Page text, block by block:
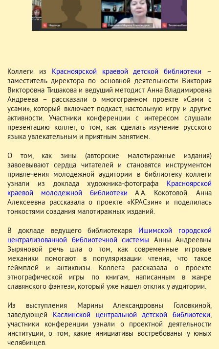
Коллеги из Красноярской краевой детской библиотеки –
заместитель директора по основной деятельности Виктория
Викторовна Тишакова и ведущий методист Анна Владимировна
Андреева – рассказали о многогранном проекте «Сами с
усами», который включает подкаст, настольную игру и другие
активности. Участники конференции с интересом слушали
презентацию коллег, о том, как сделать изучение русского
языка увлекательным и приятным занятием.
О том, как зины (авторские малотиражные издания)
завоевывают сердца читателей и становятся инструментом
привлечения молодежной аудитории в библиотеку коллеги
узнали из доклада художника-фотографа Красноярской
краевой молодежной библиотеки А.А. Кокотовой. Анна
Алексеевна рассказала о проекте «КРАСзин» и поделилась
тонкостями создания малотиражных изданий.
В докладе ведущего библиотекаря Ишимской городской
централизованной библиотечной системы Анны Андреевны
Зыряновой речь шла о том, как современные игровые
механики помогают в популяризации чтения, что такое
геймплей и антиквизы. Коллега рассказала о проекте
этнографической игры по книгам, написанным в жанре
славянского фэнтези, который уже нашел отклик у аудитории.
Из выступления Марины Александровны Головкиной,
заведующей Каслинской центральной детской библиотеки,
участники конференции узнали о проектной деятельности
институции, о том, какие инициативы востребованы у юных
челябинцев.